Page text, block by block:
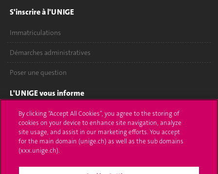
S'inscrire à l'UNIGE
Immatriculations
Démarches administratives
Poser une question
L'UNIGE vous informe
UNIGE Mobile
Médias
Offres d'emploi
By clicking “Accept All Cookies”, you agree to the storing of
cookies on your device to enhance site navigation, analyze
site usage, and assist in our marketing efforts. You accept
for the main domain (unige.ch) as well as the sub domains
(xxx.unige.ch).